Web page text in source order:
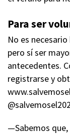
Para ser
No es
pero sí ser
antecedentes.
registrarse y
—Sabemos